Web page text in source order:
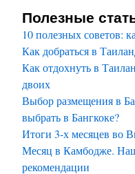
Полезные
10 полезных советов:
Как добраться в
Как отдохнуть в
двоих
Выбор размещения в
выбрать в Бангкоке?
Итоги 3-х месяцев во
Месяц в Камбодже.
рекомендации